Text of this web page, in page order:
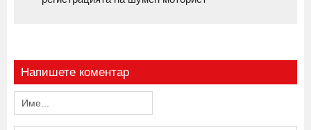
Напишете коментар